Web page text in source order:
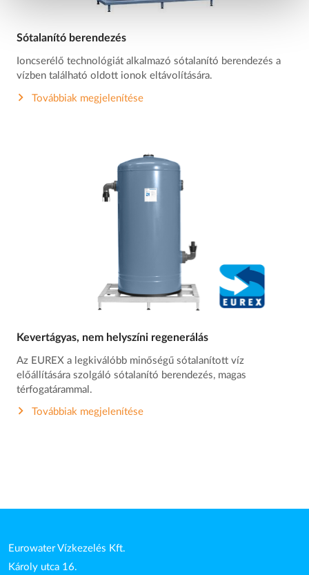
Sótalanító berendezés
Ioncserélő technológiát alkalmazó sótalanító berendezés a
vízben található oldott ionok eltávolítására.
Továbbiak megjelenítése
Kevertágyas, nem helyszíni regenerálás
Az EUREX a legkiválóbb minőségű sótalanított víz
előállítására szolgáló sótalanító berendezés, magas
térfogatárammal.
Továbbiak megjelenítése
Eurowater Vízkezelés Kft.
Károly utca 16.